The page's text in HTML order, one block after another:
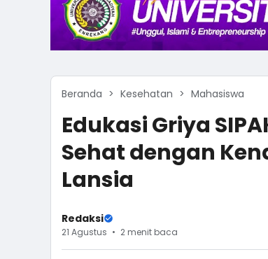
Beranda Kesehatan Mahasiswa
Edukasi Griya
Sehat dengan
Lansia
Redaksi
21 Agustus 2 menit baca